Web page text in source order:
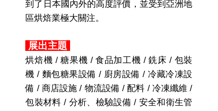
到了日本國內外的高度評價，並受到亞洲地
區烘焙業極大關注。
展出主題
烘焙機 / 糖果機 / 食品加工機 / 銑床 / 包裝
機 / 麵包糖果設備 / 廚房設備 / 冷藏冷凍設
備 / 商店設施 / 物流設備 / 配料 / 冷凍纖維 /
包裝材料 / 分析、檢驗設備 / 安全和衛生管